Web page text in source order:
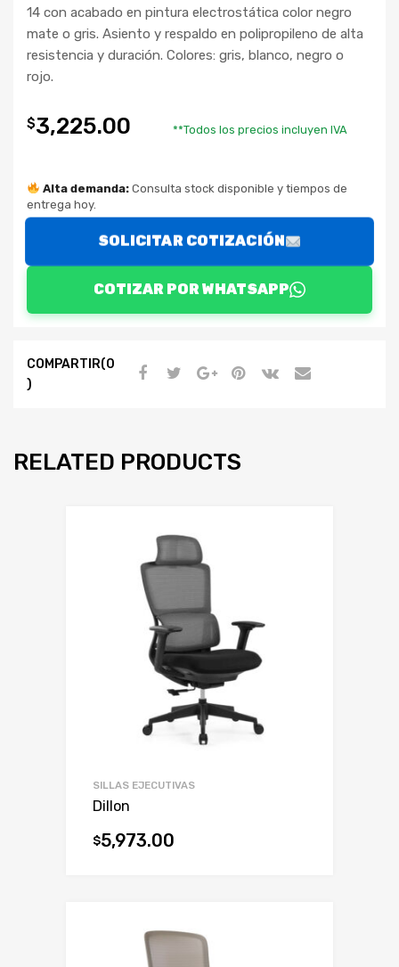
14 con acabado en pintura electrostática color negro
mate o gris. Asiento y respaldo en polipropileno de alta
resistencia y duración. Colores: gris, blanco, negro o
rojo.
$3,225.00 **Todos los precios incluyen IVA
Alta demanda:Consulta stock disponible y tiempos de
entrega hoy.
SOLICITAR COTIZACIÓN
COTIZAR POR WHATSAPP
COMPARTIR(0
)
RELATED PRODUCTS
SILLAS EJECUTIVAS
Dillon
$5,973.00